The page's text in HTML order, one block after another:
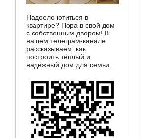
Надоело ютиться в
квартире? Пора в свой дом
с собственным двором! В
нашем телеграм-канале
рассказываем, как
построить тёплый и
надёжный дом для семьи.